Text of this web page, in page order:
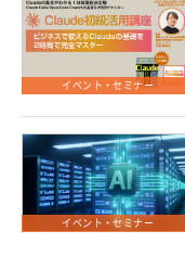
イベント・セミナー
イベント・セミナー